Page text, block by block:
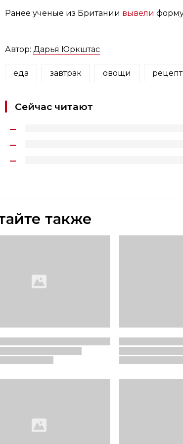
Ранее ученые из Британии вывели
Автор: Дарья Юркштас
еда завтрак овощи
Сейчас читают
также